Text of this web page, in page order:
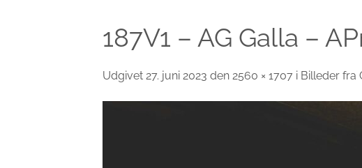
187V1 – AG Galla –
Udgivet 27. juni 2023 den 2560 × 1707 i Billeder fra